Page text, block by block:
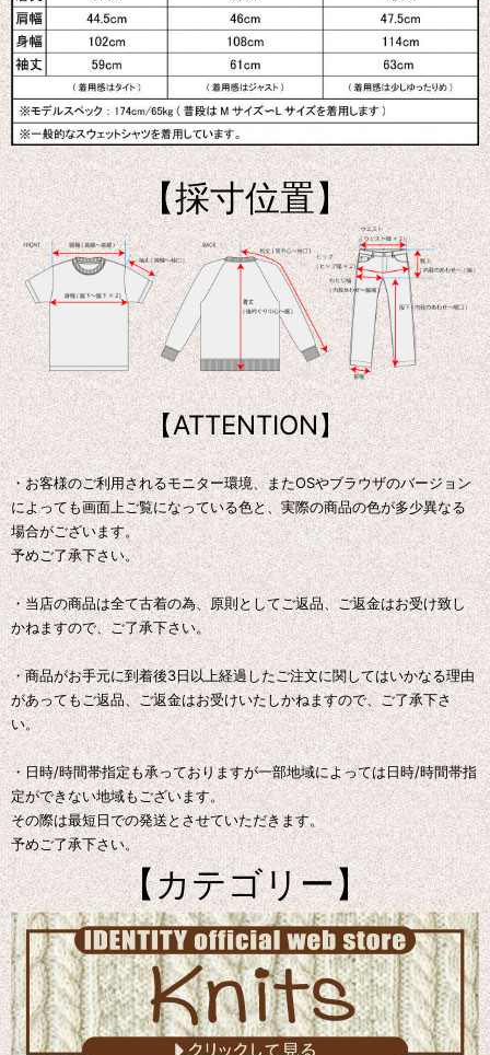
【採寸位置】
【ATTENTION】
・お客様のご利用されるモニター環境、またOSやブラウザのバージョン
によっても画面上ご覧になっている色と、実際の商品の色が多少異なる
場合がございます。
予めご了承下さい。
・当店の商品は全て古着の為、原則としてご返品、ご返金はお受け致し
かねますので、ご了承下さい。
・商品がお手元に到着後3日以上経過したご注文に関してはいかなる理由
があってもご返品、ご返金はお受けいたしかねますので、ご了承下さ
い。
・日時/時間帯指定も承っておりますが一部地域によっては日時/時間帯指
定ができない地域もございます。
その際は最短日での発送とさせていただきます。
予めご了承下さい。
【カテゴリー】